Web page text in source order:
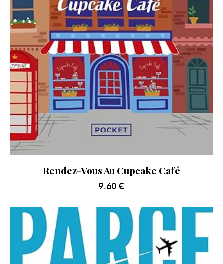
Rendez-Vous Au Cupcake Café
9.60 €